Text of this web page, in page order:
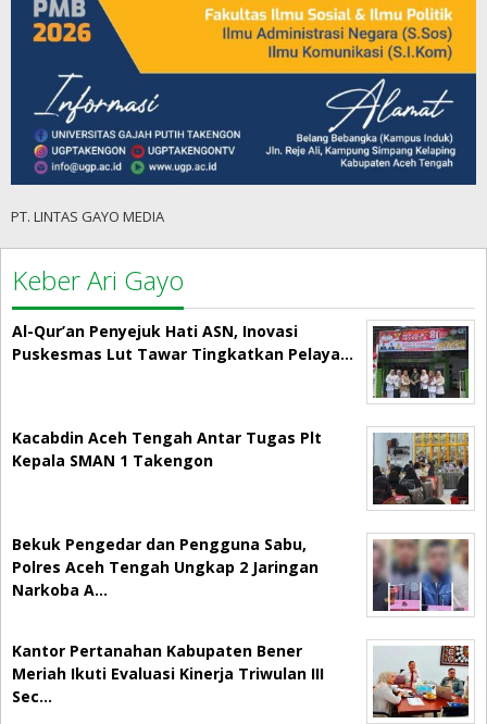
PT. LINTAS GAYO MEDIA
Keber Ari Gayo
Al-Qur’an Penyejuk Hati ASN, Inovasi
Puskesmas Lut Tawar Tingkatkan Pelaya…
Kacabdin Aceh Tengah Antar Tugas Plt
Kepala SMAN 1 Takengon
Bekuk Pengedar dan Pengguna Sabu,
Polres Aceh Tengah Ungkap 2 Jaringan
Narkoba A…
Kantor Pertanahan Kabupaten Bener
Meriah Ikuti Evaluasi Kinerja Triwulan III
Sec…